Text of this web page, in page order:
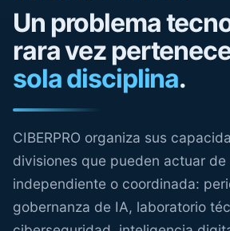
Un problema
rara vez
sola disciplina.
CIBERPRO organiza sus
divisiones que pueden actuar de
independiente o coordinada:
gobernanza de IA, laboratorio